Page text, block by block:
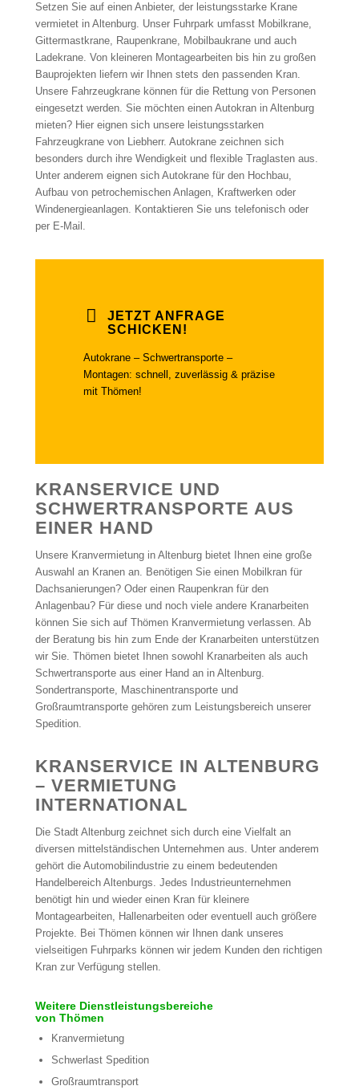
Setzen Sie auf einen Anbieter, der leistungsstarke Krane
vermietet in Altenburg. Unser Fuhrpark umfasst Mobilkrane,
Gittermastkrane, Raupenkrane, Mobilbaukrane und auch
Ladekrane. Von kleineren Montagearbeiten bis hin zu großen
Bauprojekten liefern wir Ihnen stets den passenden Kran.
Unsere Fahrzeugkrane können für die Rettung von Personen
eingesetzt werden. Sie möchten einen Autokran in Altenburg
mieten? Hier eignen sich unsere leistungsstarken
Fahrzeugkrane von Liebherr. Autokrane zeichnen sich
besonders durch ihre Wendigkeit und flexible Traglasten aus.
Unter anderem eignen sich Autokrane für den Hochbau,
Aufbau von petrochemischen Anlagen, Kraftwerken oder
Windenergieanlagen. Kontaktieren Sie uns telefonisch oder
per E-Mail.
JETZT ANFRAGE
SCHICKEN!
Autokrane – Schwertransporte –
Montagen: schnell, zuverlässig & präzise
mit Thömen!
KRANSERVICE UND
SCHWERTRANSPORTE AUS
EINER HAND
Unsere Kranvermietung in Altenburg bietet Ihnen eine große
Auswahl an Kranen an. Benötigen Sie einen Mobilkran für
Dachsanierungen? Oder einen Raupenkran für den
Anlagenbau? Für diese und noch viele andere Kranarbeiten
können Sie sich auf Thömen Kranvermietung verlassen. Ab
der Beratung bis hin zum Ende der Kranarbeiten unterstützen
wir Sie. Thömen bietet Ihnen sowohl Kranarbeiten als auch
Schwertransporte aus einer Hand an in Altenburg.
Sondertransporte, Maschinentransporte und
Großraumtransporte gehören zum Leistungsbereich unserer
Spedition.
KRANSERVICE IN ALTENBURG
– VERMIETUNG
INTERNATIONAL
Die Stadt Altenburg zeichnet sich durch eine Vielfalt an
diversen mittelständischen Unternehmen aus. Unter anderem
gehört die Automobilindustrie zu einem bedeutenden
Handelbereich Altenburgs. Jedes Industrieunternehmen
benötigt hin und wieder einen Kran für kleinere
Montagearbeiten, Hallenarbeiten oder eventuell auch größere
Projekte. Bei Thömen können wir Ihnen dank unseres
vielseitigen Fuhrparks können wir jedem Kunden den richtigen
Kran zur Verfügung stellen.
Weitere Dienstleistungsbereiche
von Thömen
Kranvermietung
Schwerlast Spedition
Großraumtransport